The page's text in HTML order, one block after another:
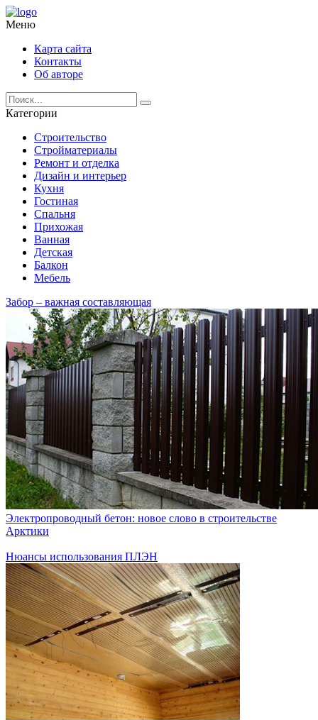
Меню
Карта сайта
Контакты
Об авторе
Категории
Строительство
Стройматериалы
Ремонт и отделка
Дизайн и интерьер
Кухня
Гостиная
Спальня
Прихожая
Ванная
Детская
Балкон
Мебель
Забор – важная составляющая
Электропроводный бетон: новое слово в строительстве
Арктики
Нюансы использования ПЛЭН